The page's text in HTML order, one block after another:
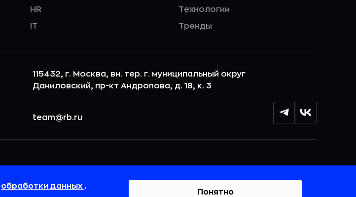
HR
IT
Технологии
Тренды
115432, г. Москва, вн. тер. г. муниципальный округ
Даниловский, пр-кт Андропова, д. 18, к. 3
team@rb.ru
повышения удобства пользования веб-сайтом. Если вы не хотите, чтобы ваши
пользовательские данные обрабатывались, пожалуйста, ограничьте их использование в
обработки данных .
Понятно